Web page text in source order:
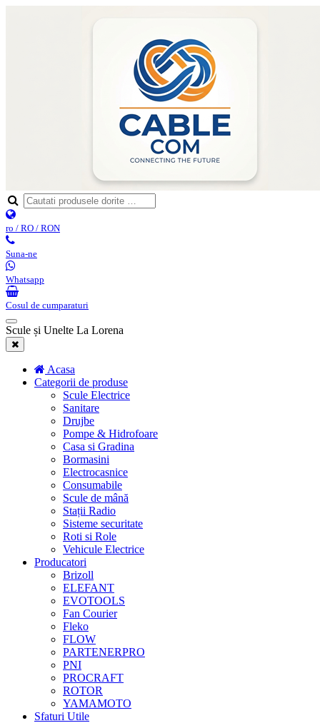
ro / RO / RON
Suna-ne
Whatsapp
Cosul de cumparaturi
Scule și Unelte La Lorena
Acasa
Categorii de produse
Scule Electrice
Sanitare
Drujbe
Pompe & Hidrofoare
Casa si Gradina
Bormasini
Electrocasnice
Consumabile
Scule de mână
Stații Radio
Sisteme securitate
Roti si Role
Vehicule Electrice
Producatori
Brizoll
ELEFANT
EVOTOOLS
Fan Courier
Fleko
FLOW
PARTENERPRO
PNI
PROCRAFT
ROTOR
YAMAMOTO
Sfaturi Utile